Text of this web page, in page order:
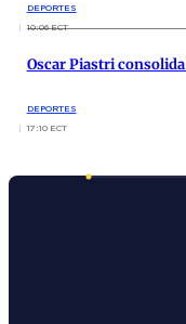
DEPORTES
10:06 ECT
Oscar Piastri
DEPORTES
17:10 ECT